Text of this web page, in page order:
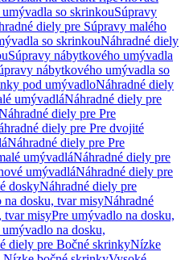
so skrinkouSúpravy
diely pre Súpravy malého
so skrinkouNáhradné diely
Súpravy nábytkového umývadla
nábytkového umývadla so
pod umývadloNáhradné diely
umývadláNáhradné diely pre
diely pre Pre
diely pre Pre dvojité
Náhradné diely pre Pre
umývadláNáhradné diely pre
umývadláNáhradné diely pre
doskyNáhradné diely pre
na dosku, tvar misyNáhradné
tvar misyPre umývadlo na dosku,
na dosku,
diely pre Bočné skrinkyNízke